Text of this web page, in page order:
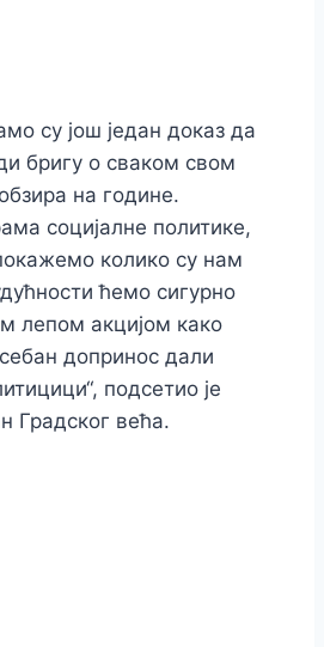
су још један доказ да
бригу о сваком свом
на године.
социјалне политике,
колико су нам
ћемо сигурно
лепом акцијом како
допринос дали
подсетио је
Градског већа.